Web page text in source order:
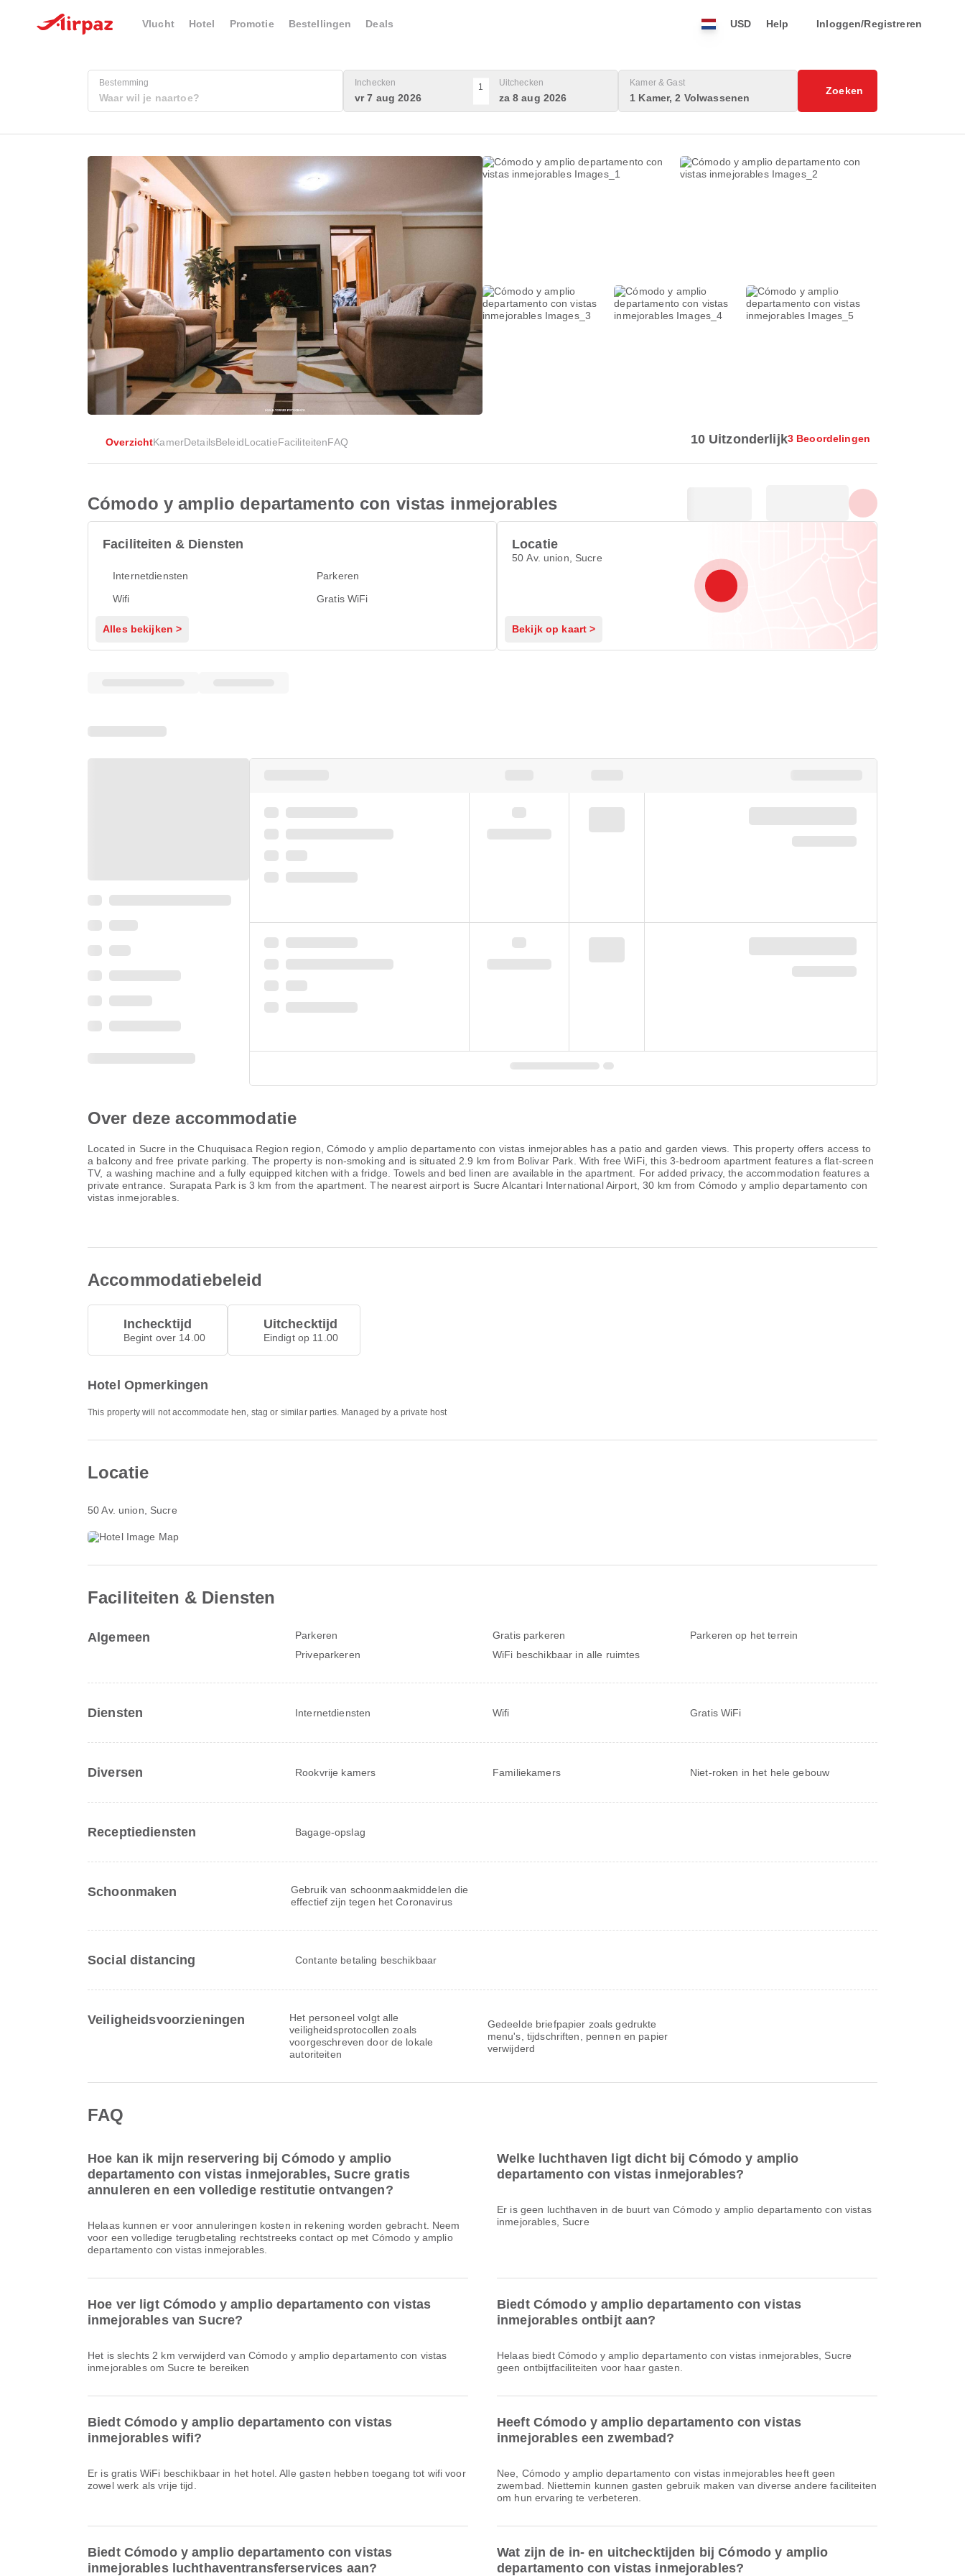
Vlucht Hotel Promotie Bestellingen Deals USD Help Inloggen/Registreren
Bestemming Inchecken
vr 7 aug 2026
1 Uitchecken
za 8 aug 2026
Kamer & Gast
1 Kamer, 2 Volwassenen
Zoeken
OverzichtKamerDetailsBeleidLocatieFaciliteitenFAQ 10 Uitzonderlijk3 Beoordelingen
Cómodo y amplio departamento con vistas inmejorables
Faciliteiten & Diensten
Internetdiensten
Parkeren
Wifi
Gratis WiFi
Alles bekijken >
Locatie
50 Av. union, Sucre
Bekijk op kaart >
Over deze accommodatie
Located in Sucre in the Chuquisaca Region region, Cómodo y amplio departamento con vistas inmejorables has a patio and garden views. This property offers access to
a balcony and free private parking. The property is non-smoking and is situated 2.9 km from Bolivar Park. With free WiFi, this 3-bedroom apartment features a flat-screen
TV, a washing machine and a fully equipped kitchen with a fridge. Towels and bed linen are available in the apartment. For added privacy, the accommodation features a
private entrance. Surapata Park is 3 km from the apartment. The nearest airport is Sucre Alcantari International Airport, 30 km from Cómodo y amplio departamento con
vistas inmejorables.
Accommodatiebeleid
Inchecktijd
Begint over 14.00
Uitchecktijd
Eindigt op 11.00
Hotel Opmerkingen
This property will not accommodate hen, stag or similar parties. Managed by a private host
Locatie
50 Av. union , Sucre
Faciliteiten & Diensten
Algemeen Parkeren Gratis parkeren
Parkeren op het terrein
Priveparkeren
WiFi beschikbaar in alle ruimtes
Diensten Internetdiensten Wifi Gratis WiFi
Diversen Rookvrije kamers Familiekamers Niet-roken in het hele gebouw
Receptiediensten Bagage-opslag
Schoonmaken
Gebruik van schoonmaakmiddelen die
effectief zijn tegen het Coronavirus
Social distancing Contante betaling beschikbaar
Veiligheidsvoorzieningen
Het personeel volgt alle
veiligheidsprotocollen zoals
voorgeschreven door de lokale
autoriteiten
Gedeelde briefpapier zoals gedrukte
menu's, tijdschriften, pennen en papier
verwijderd
FAQ
Hoe kan ik mijn reservering bij Cómodo y amplio
departamento con vistas inmejorables, Sucre gratis
annuleren en een volledige restitutie ontvangen?
Helaas kunnen er voor annuleringen kosten in rekening worden gebracht. Neem
voor een volledige terugbetaling rechtstreeks contact op met Cómodo y amplio
departamento con vistas inmejorables.
Welke luchthaven ligt dicht bij Cómodo y amplio
departamento con vistas inmejorables?
Er is geen luchthaven in de buurt van Cómodo y amplio departamento con vistas
inmejorables, Sucre
Hoe ver ligt Cómodo y amplio departamento con vistas
inmejorables van Sucre?
Het is slechts 2 km verwijderd van Cómodo y amplio departamento con vistas
inmejorables om Sucre te bereiken
Biedt Cómodo y amplio departamento con vistas
inmejorables ontbijt aan?
Helaas biedt Cómodo y amplio departamento con vistas inmejorables, Sucre
geen ontbijtfaciliteiten voor haar gasten.
Biedt Cómodo y amplio departamento con vistas
inmejorables wifi?
Er is gratis WiFi beschikbaar in het hotel. Alle gasten hebben toegang tot wifi voor
zowel werk als vrije tijd.
Heeft Cómodo y amplio departamento con vistas
inmejorables een zwembad?
Nee, Cómodo y amplio departamento con vistas inmejorables heeft geen
zwembad. Niettemin kunnen gasten gebruik maken van diverse andere faciliteiten
om hun ervaring te verbeteren.
Biedt Cómodo y amplio departamento con vistas
inmejorables luchthaventransferservices aan?
Wat zijn de in- en uitchecktijden bij Cómodo y amplio
departamento con vistas inmejorables?